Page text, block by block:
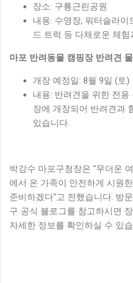
장소: 구룡근린공원
내용: 수영장, 워터슬라이
드 트럭 등 다채로운 체
마포 반려동물 캠핑장 반려견
개장 예정일: 8월 9일 (토)
내용: 반려견을 위한 전
장에 개장되어 반려견과
있습니다.
박강수 마포구청장은 "무더운
에서 온 가족이 안전하게 시원
준비하겠다"고 전했습니다. 방
구 공식 블로그를 참고하시면
자세한 정보를 확인하실 수 있